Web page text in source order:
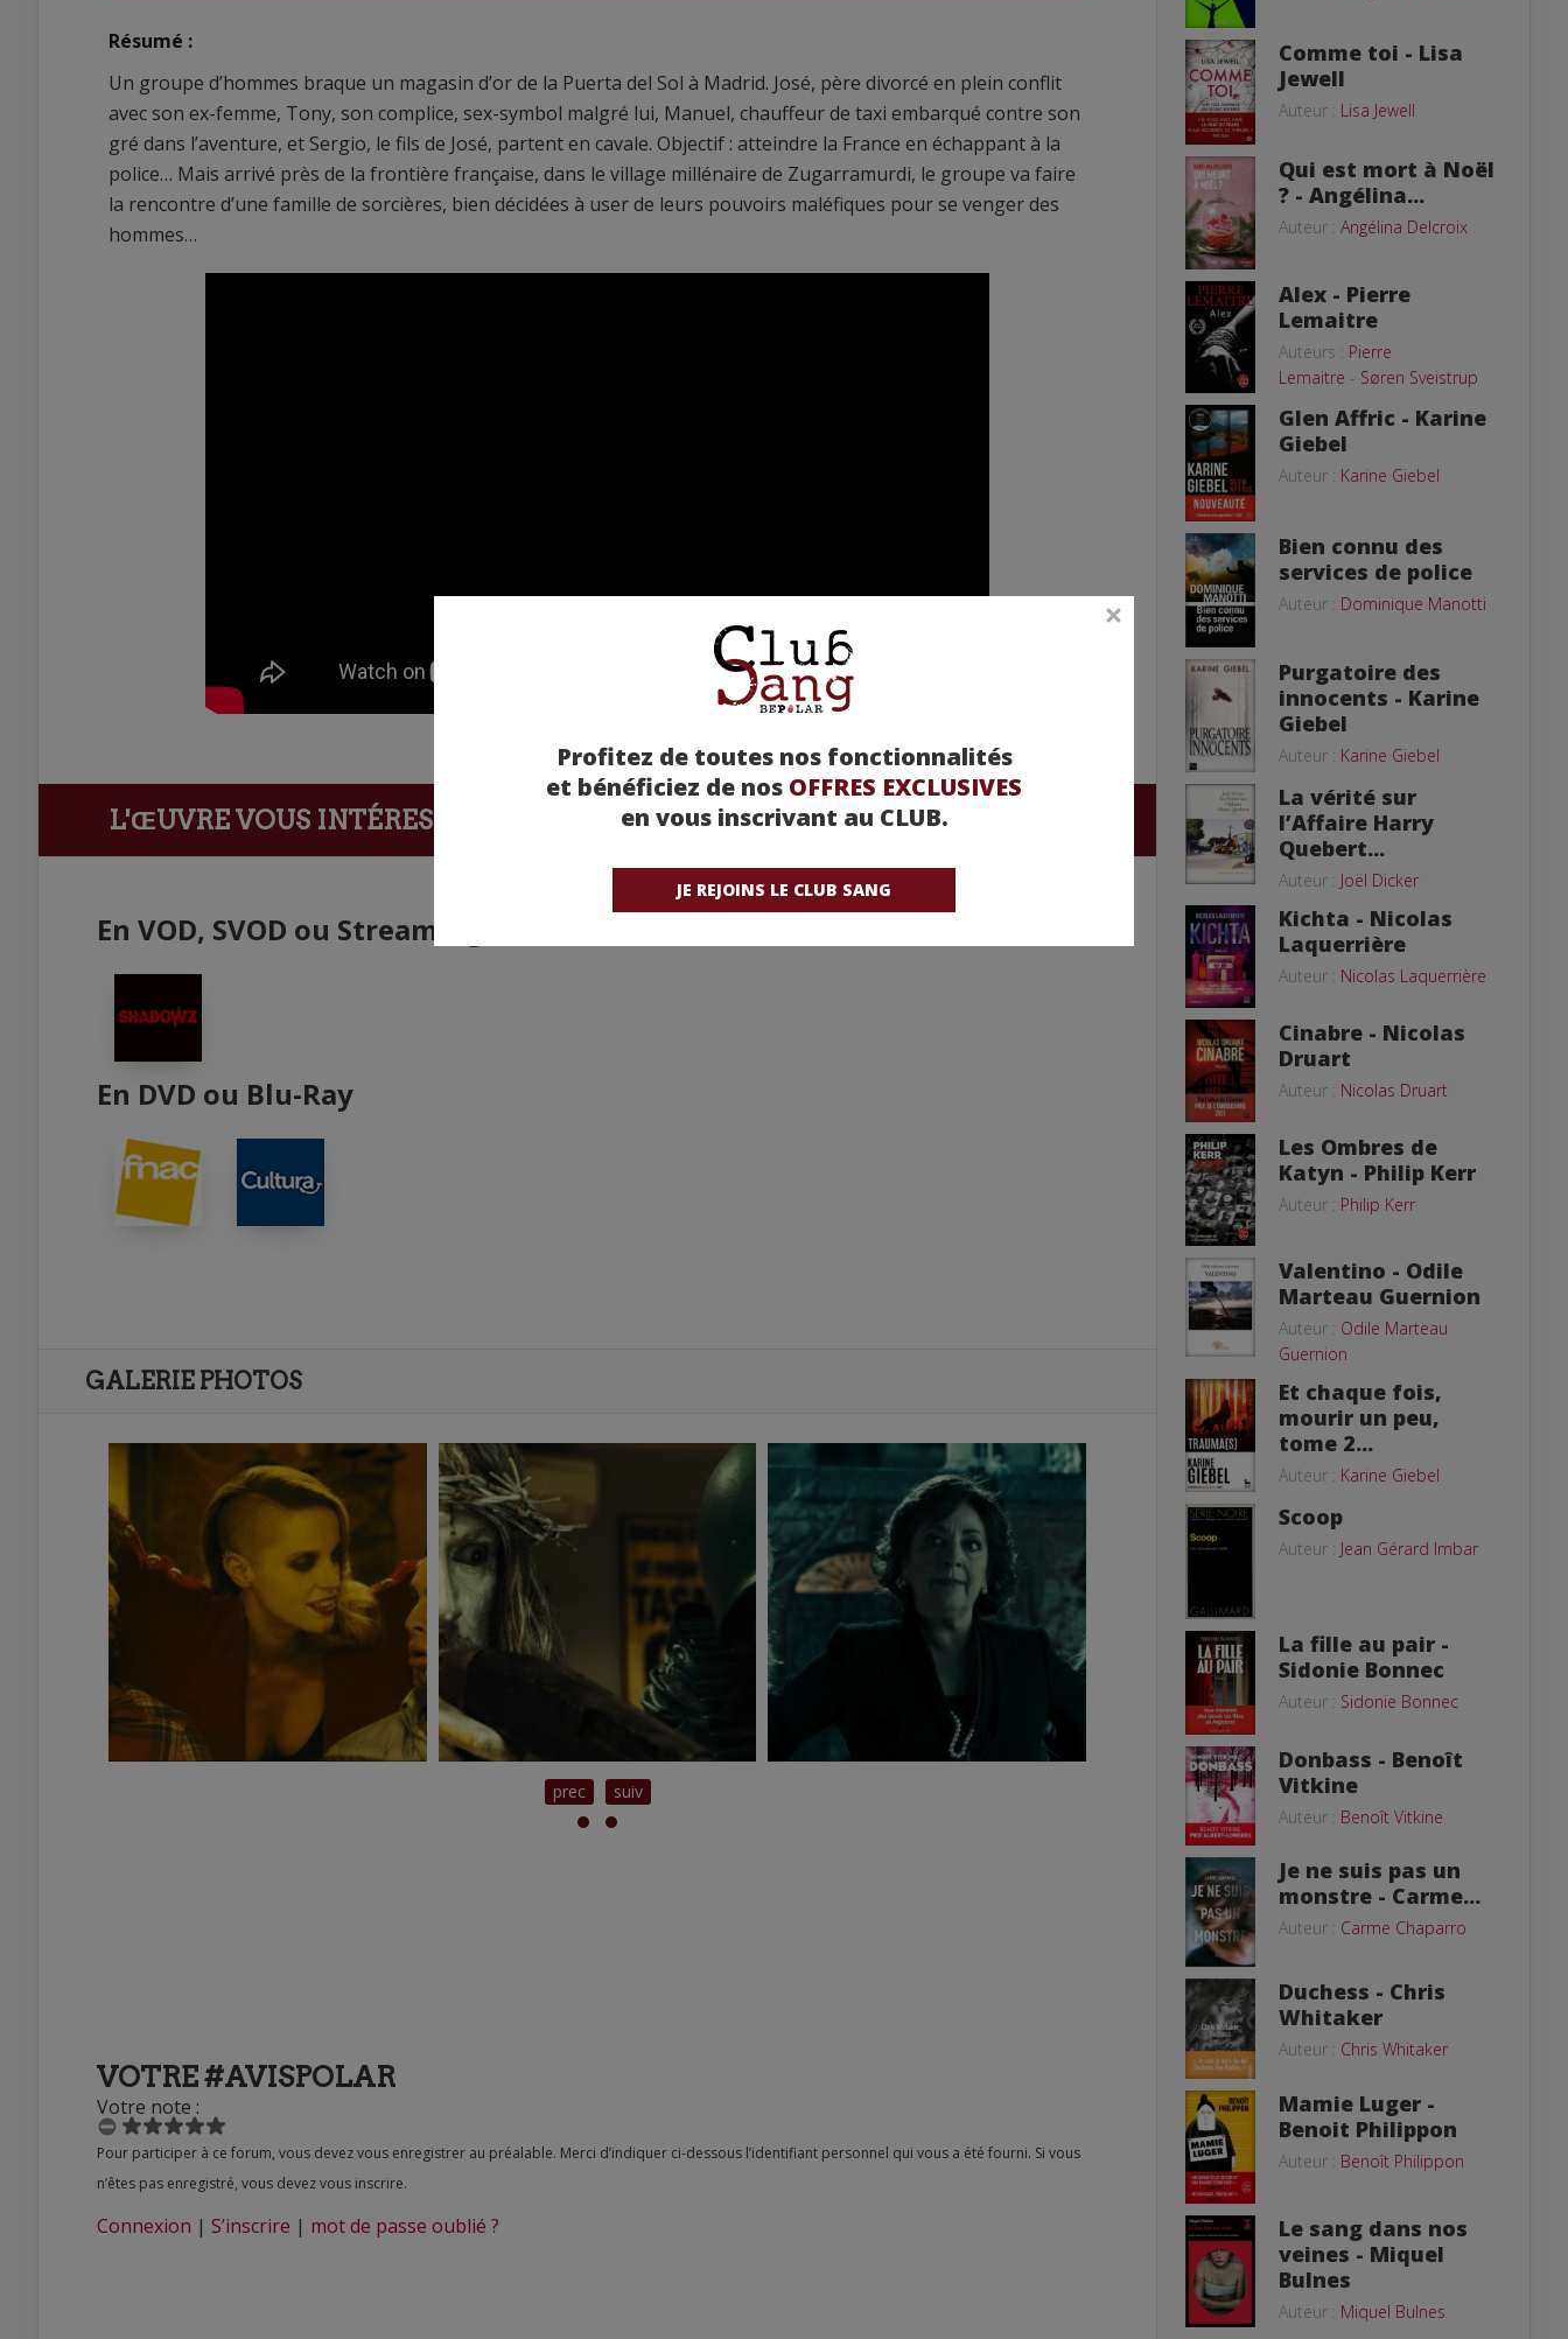
Profitez de toutes nos fonctionnalités
et bénéficiez de nos OFFRES EXCLUSIVES
en vous inscrivant au CLUB.
JE REJOINS LE CLUB SANG
Résumé :
Un groupe d’hommes braque un magasin d’or de la Puerta del Sol à Madrid. José, père divorcé en plein conflit
avec son ex-femme, Tony, son complice, sex-symbol malgré lui, Manuel, chauffeur de taxi embarqué contre son
gré dans l’aventure, et Sergio, le fils de José, partent en cavale. Objectif : atteindre la France en échappant à la
police… Mais arrivé près de la frontière française, dans le village millénaire de Zugarramurdi, le groupe va faire
la rencontre d’une famille de sorcières, bien décidées à user de leurs pouvoirs maléfiques pour se venger des
hommes…
L'ŒUVRE VOUS INTÉRESSE ? Achetez-la chez nos partenaires !
En VOD, SVOD ou Streaming
En DVD ou Blu-Ray
GALERIE PHOTOS
prec suiv
VOTRE #AVISPOLAR
Votre note :
Pour participer à ce forum, vous devez vous enregistrer au préalable. Merci d’indiquer ci-dessous l’identifiant personnel qui vous a été fourni. Si vous
n’êtes pas enregistré, vous devez vous inscrire.
Connexion | S’inscrire | mot de passe oublié ?
Comme toi - Lisa
Jewell
Auteur : Lisa Jewell
Qui est mort à Noël
? - Angélina...
Auteur : Angélina Delcroix
Alex - Pierre
Lemaitre
Auteurs : Pierre
Lemaitre - Søren Sveistrup
Glen Affric - Karine
Giebel
Auteur : Karine Giebel
Bien connu des
services de police
Auteur : Dominique Manotti
Purgatoire des
innocents - Karine
Giebel
Auteur : Karine Giebel
La vérité sur
l’Affaire Harry
Quebert...
Auteur : Joël Dicker
Kichta - Nicolas
Laquerrière
Auteur : Nicolas Laquerrière
Cinabre - Nicolas
Druart
Auteur : Nicolas Druart
Les Ombres de
Katyn - Philip Kerr
Auteur : Philip Kerr
Valentino - Odile
Marteau Guernion
Auteur : Odile Marteau
Guernion
Et chaque fois,
mourir un peu,
tome 2...
Auteur : Karine Giebel
Scoop
Auteur : Jean Gérard Imbar
La fille au pair -
Sidonie Bonnec
Auteur : Sidonie Bonnec
Donbass - Benoît
Vitkine
Auteur : Benoît Vitkine
Je ne suis pas un
monstre - Carme...
Auteur : Carme Chaparro
Duchess - Chris
Whitaker
Auteur : Chris Whitaker
Mamie Luger -
Benoit Philippon
Auteur : Benoît Philippon
Le sang dans nos
veines - Miquel
Bulnes
Auteur : Miquel Bulnes